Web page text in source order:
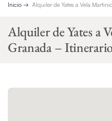
Inicio Alquiler de Yates a Vela
Alquiler de Yates a
Granada –